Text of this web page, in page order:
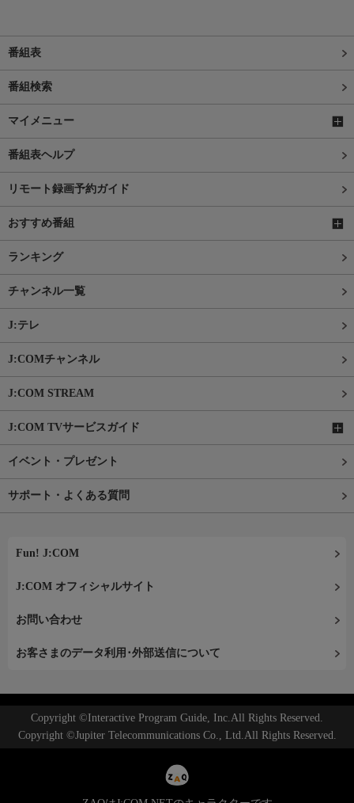
番組表
番組検索
マイメニュー
番組表ヘルプ
リモート録画予約ガイド
おすすめ番組
ランキング
チャンネル一覧
J:テレ
J:COMチャンネル
J:COM STREAM
J:COM TVサービスガイド
イベント・プレゼント
サポート・よくある質問
Fun! J:COM
J:COM オフィシャルサイト
お問い合わせ
お客さまのデータ利用･外部送信について
Copyright ©Interactive Program Guide, Inc.All Rights Reserved.
Copyright ©Jupiter Telecommunications Co., Ltd.All Rights Reserved.